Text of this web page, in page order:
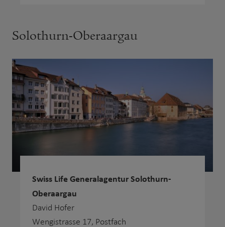
Solothurn-Oberaargau
Swiss Life Generalagentur Solothurn-
Oberaargau
David Hofer
Wengistrasse 17, Postfach